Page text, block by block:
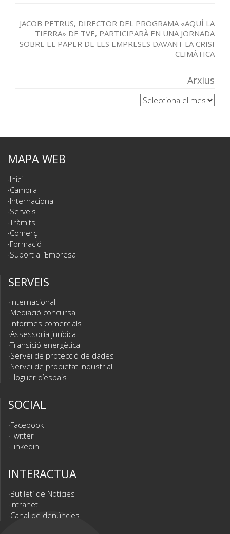
JACOB PETRUS, DIRECTOR DEL PROGRAMA «AQUÍ LA
TIERRA» DE TVE, PARTICIPARÀ EN UNA JORNADA
SOBRE EL PAPER DE LES EMPRESES DAVANT LA CRISI
CLIMÀTICA
Arxius
Arxius
MAPA WEB
Inici
Cambra
Internacional
Serveis
Tràmits
Comerç
Formació
Suport a l’Empresa
SERVEIS
Internacional
Mediació concursal
Informes comercials
Assessoria jurídica
Transició energètica
Servei de protecció de dades
Servei de propietat industrial
Lloguer d’espais
SOCIAL
Facebook
Twitter
Linkedin
INTERACTUA
Butlletí de Notícies
Intranet
Canal de denúncies